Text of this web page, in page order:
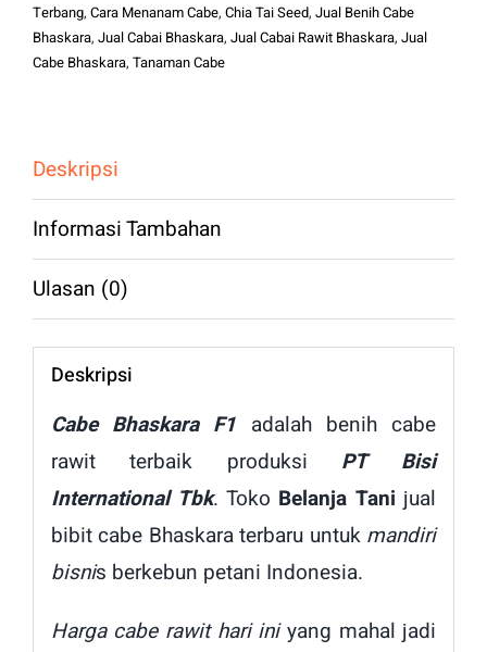
Terbang, Cara Menanam Cabe, Chia Tai Seed, Jual Benih Cabe
Bhaskara, Jual Cabai Bhaskara, Jual Cabai Rawit Bhaskara, Jual
Cabe Bhaskara, Tanaman Cabe
Deskripsi
Informasi Tambahan
Ulasan (0)
Deskripsi
Cabe Bhaskara F1 adalah benih cabe
rawit terbaik produksi PT Bisi
International Tbk. Toko Belanja Tani jual
bibit cabe Bhaskara terbaru untuk mandiri
bisnis berkebun petani Indonesia.
Harga cabe rawit hari iniyang mahal jadi